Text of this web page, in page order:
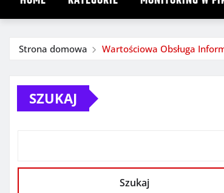
Strona domowa Wartościowa Obsługa
SZUKAJ
Szukaj